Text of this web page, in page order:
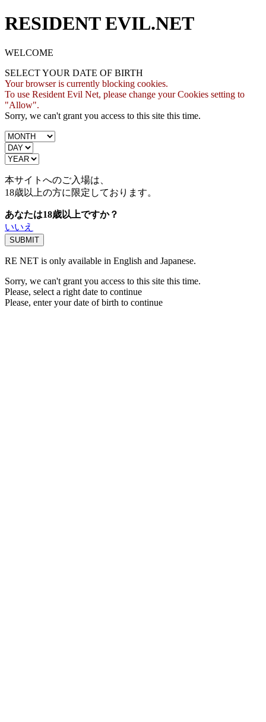
RESIDENT EVIL.NET
WELCOME
SELECT YOUR DATE OF BIRTH
Your browser is currently blocking cookies.
To use Resident Evil Net, please change your Cookies setting to
"Allow".
Sorry, we can't grant you access to this site this time.
本サイトへのご入場は、
18歳以上の方に限定しております。
あなたは18歳以上ですか？
いいえ
RE NET is only available in English and Japanese.
Sorry, we can't grant you access to this site this time.
Please, select a right date to continue
Please, enter your date of birth to continue